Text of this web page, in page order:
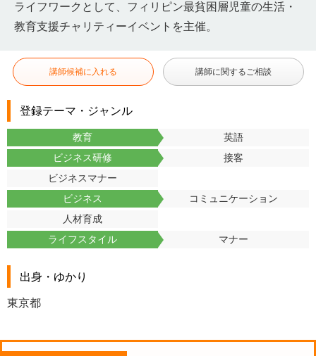
ライフワークとして、フィリピン最貧困層児童の生活・
教育支援チャリティーイベントを主催。
講師候補に入れる 講師に関するご相談
登録テーマ・ジャンル
教育
英語
ビジネス研修
接客
ビジネスマナー
ビジネス
コミュニケーション
人材育成
ライフスタイル
マナー
出身・ゆかり
東京都